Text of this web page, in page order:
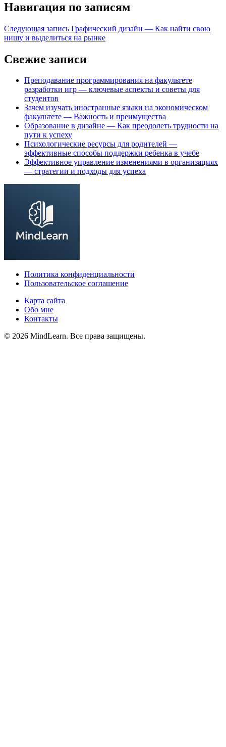
Навигация по записям
Следующая запись Графический дизайн — Как найти свою
нишу и выделиться на рынке
Свежие записи
Преподавание программирования на факультете
разработки игр — ключевые аспекты и советы для
студентов
Зачем изучать иностранные языки на экономическом
факультете — Важность и преимущества
Образование в дизайне — Как преодолеть трудности на
пути к успеху
Психологические ресурсы для родителей —
эффективные способы поддержки ребенка в учебе
Эффективное управление изменениями в организациях
— стратегии и подходы для успеха
Политика конфиденциальности
Пользовательское соглашение
Карта сайта
Обо мне
Контакты
© 2026 MindLearn. Все права защищены.